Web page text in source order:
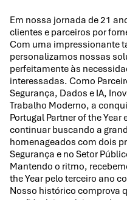
Em nossa jornada de 21
clientes e parceiros por
Com uma impressionante
personalizamos nossas
perfeitamente às
interessadas. Como
Segurança, Dados e IA,
Trabalho Moderno, a
Portugal Partner of the
continuar buscando a
homenageados com dois
Segurança e no Setor
Mantendo o ritmo,
the Year pelo terceiro ano
Nosso histórico comprova